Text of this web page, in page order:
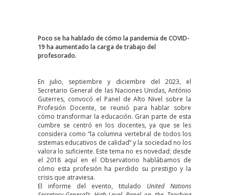
Poco se ha hablado de cómo la pandemia de COVID-
19 ha aumentado la carga de trabajo del
profesorado.
En julio, septiembre y diciembre del 2023, el
Secretario General de las Naciones Unidas, António
Guterres, convocó el Panel de Alto Nivel sobre la
Profesión Docente, se reunió para hablar sobre
cómo transformar la educación. Gran parte de esta
cumbre se centró en los docentes, ya que se les
considera como “la columna vertebral de todos los
sistemas educativos de calidad” y la sociedad no los
valora lo suficiente. Este tema no es novedad; desde
el 2018 aquí en el Observatorio hablábamos de
cómo esta profesión ha perdido su prestigio y la
crisis que atraviesa.
El informe del evento, titulado United Nations